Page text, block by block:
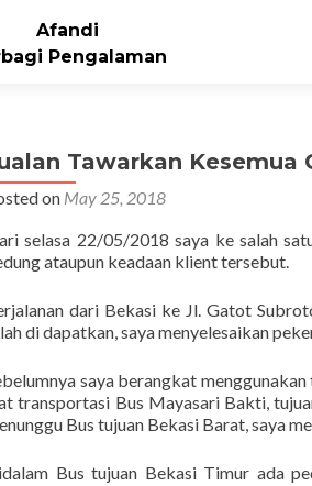
Afandi
Pengalaman
Tawarkan Kesemua
on May 25, 2018
selasa 22/05/2018 saya ke salah
ataupun keadaan klient tersebut.
dari Bekasi ke Jl. Gatot
di dapatkan, saya menyelesaikan
saya berangkat
transportasi Bus Mayasari Bakti,
Bus tujuan Bekasi Barat, saya
Bus tujuan Bekasi Timur ada